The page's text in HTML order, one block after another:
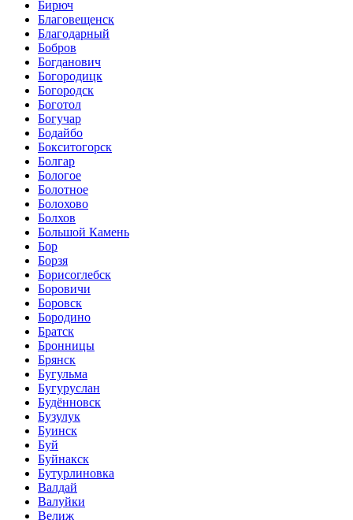
Бирюч
Благовещенск
Благодарный
Бобров
Богданович
Богородицк
Богородск
Боготол
Богучар
Бодайбо
Бокситогорск
Болгар
Бологое
Болотное
Болохово
Болхов
Большой Камень
Бор
Борзя
Борисоглебск
Боровичи
Боровск
Бородино
Братск
Бронницы
Брянск
Бугульма
Бугуруслан
Будённовск
Бузулук
Буинск
Буй
Буйнакск
Бутурлиновка
Валдай
Валуйки
Велиж